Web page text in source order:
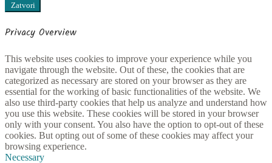
Zatvori
Privacy Overview
This website uses cookies to improve your experience while you
navigate through the website. Out of these, the cookies that are
categorized as necessary are stored on your browser as they are
essential for the working of basic functionalities of the website. We
also use third-party cookies that help us analyze and understand how
you use this website. These cookies will be stored in your browser
only with your consent. You also have the option to opt-out of these
cookies. But opting out of some of these cookies may affect your
browsing experience.
Necessary